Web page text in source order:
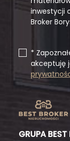
GRUPA
inwestycji
Broker
*
akceptuję